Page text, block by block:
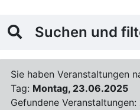
Suchen und
Sie haben Veranstaltungen
Tag: Montag, 23.06.2025
Gefundene Veranstaltungen: